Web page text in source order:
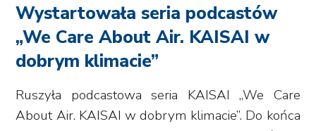
Wystartowała seria podcastów
„We Care About Air. KAISAI w
dobrym klimacie”
Ruszyła podcastowa seria KAISAI „We Care
About Air. KAISAI w dobrym klimacie”. Do końca